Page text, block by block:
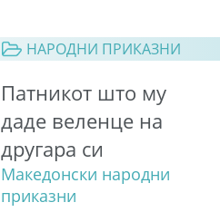
НАРОДНИ ПРИКАЗНИ
Патникот што му
даде веленце на
другара си
Македонски народни
приказни